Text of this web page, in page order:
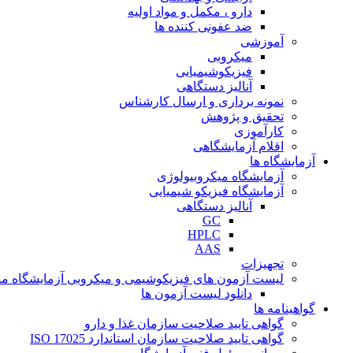
دارو ، مکمل و مواد اولیه
ضد عفونی کننده ها
آموزشی
میکروبی
فیزیکوشیمیایی
آنالیز دستگاهی
نمونه برداری و ارسال کارشناس
تحقیق و پژوهش
کارآموزی
اقلام آزمایشگاهی
آزمایشگاه ها
آزمایشگاه میکروبیولوژی
آزمایشگاه فیزیکو شیمیایی
آنالیز دستگاهی
GC
HPLC
AAS
تجهیزات
لیست آزمون های فیزیکوشیمی و میکروبی آزمایشگاه
دانلود لیست آزمون ها
گواهینامه ها
گواهی تایید صلاحیت سازمان غذا و دارو
گواهی تایید صلاحیت سازمان استاندارد ISO 17025